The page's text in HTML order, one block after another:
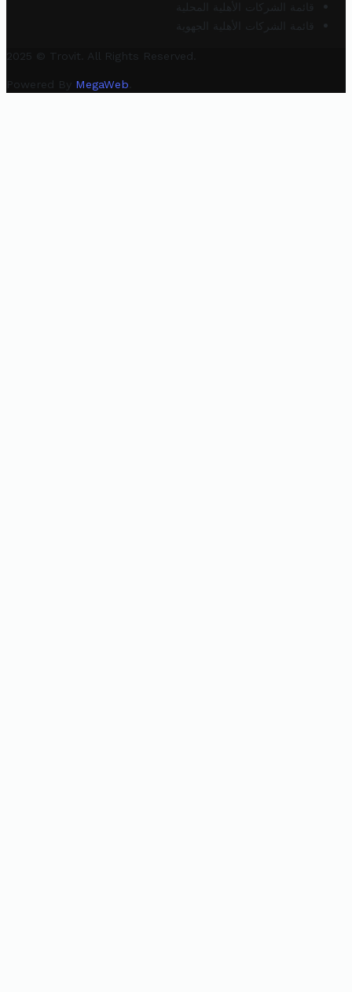
قائمة الشركات الأهلية المحلية
قائمة الشركات الأهلية الجهوية
2025 © Trovit. All Rights Reserved.
Powered By MegaWeb